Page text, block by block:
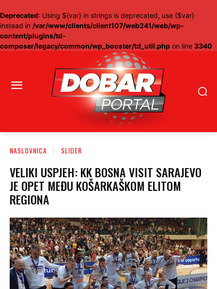
Deprecated: Using ${var} in strings is deprecated, use {$var}
instead in /var/www/clients/client107/web241/web/wp-
content/plugins/td-
composer/legacy/common/wp_booster/td_util.php on line 3340
NASLOVNICA SLIDER
VELIKI USPJEH: KK BOSNA VISIT SARAJEVO
JE OPET MEĐU KOŠARKAŠKOM ELITOM
REGIONA